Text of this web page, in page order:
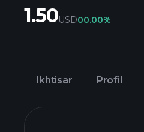
1.50USD00.00%
Ikhtisar Profil